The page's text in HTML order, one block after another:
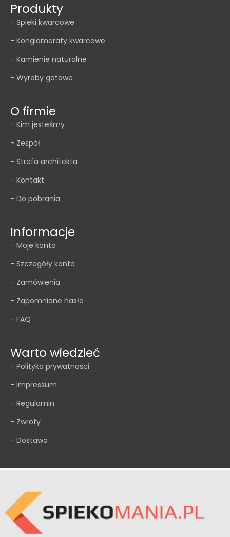
Produkty
- Spieki kwarcowe
- Konglomeraty kwarcowe
- Kamienie naturalne
- Wyroby gotowe
O firmie
- Kim jesteśmy
- Zespół
- Strefa architekta
- Kontakt
- Do pobrania
Informacje
- Moje konto
- Szczegóły konta
- Zamówienia
- Zapomniane hasło
- FAQ
Warto wiedzieć
- Polityka prywatności
- Impressum
- Regulamin
- Zwroty
- Dostawa